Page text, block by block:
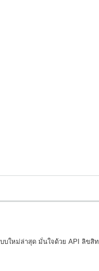
หม่ล่าสุด มั่นใจด้วย API ลิข